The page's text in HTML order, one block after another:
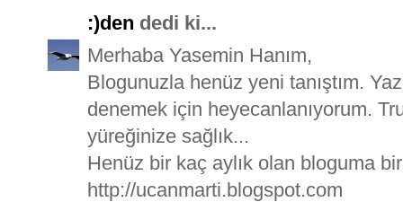
:)den dedi ki...
Merhaba Yasemin Hanım,
Blogunuzla henüz yeni tanıştım.
denemek için heyecanlanıyorum.
yüreğinize sağlık...
Henüz bir kaç aylık olan bloguma
http://ucanmarti.blogspot.com